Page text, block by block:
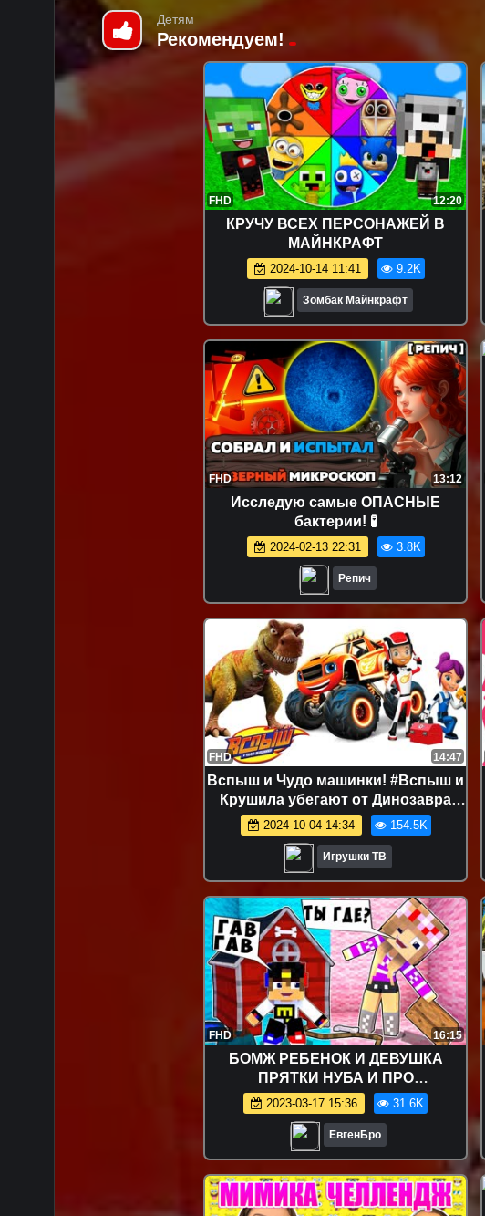
Детям
Рекомендуем!
FHD 12:20
КРУЧУ ВСЕХ ПЕРСОНАЖЕЙ В
МАЙНКРАФТ
2024-10-14 11:41 9.2K
Зомбак Майнкрафт
FHD 13:12
Исследую самые ОПАСНЫЕ
бактерии! 🧪
2024-02-13 22:31 3.8K
Репич
FHD 14:47
Вспыш и Чудо машинки! #Вспыш и
Крушила убегают от Динозавра
Развивающие мультики про
машинки Игрушки
2024-10-04 14:34 154.5K
Игрушки ТВ
FHD 16:15
БОМЖ РЕБЕНОК И ДЕВУШКА
ПРЯТКИ НУБА И ПРО
ВЫЖИВАНИЕ БОМЖА!
МАЙНКРАФТ В РЕАЛЬНОЙ ЖИЗНИ
ВИДЕО ТРОЛЛИНГ
2023-03-17 15:36 31.6K
ЕвгенБро